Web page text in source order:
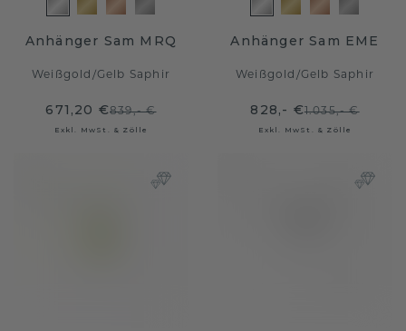
Anhänger Sam MRQ
Weißgold /Gelb Saphir
671,20 €839,- €
Exkl. MwSt. & Zölle
Anhänger Sam EME
Weißgold /Gelb Saphir
828,- €1.035,- €
Exkl. MwSt. & Zölle